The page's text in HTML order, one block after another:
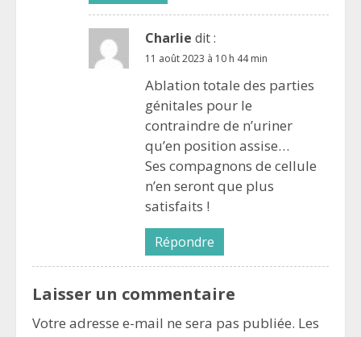
Charlie dit :
11 août 2023 à 10 h 44 min
Ablation totale des parties
génitales pour le
contraindre de n’uriner
qu’en position assise…
Ses compagnons de cellule
n’en seront que plus
satisfaits !
Répondre
Laisser un commentaire
Votre adresse e-mail ne sera pas publiée. Les